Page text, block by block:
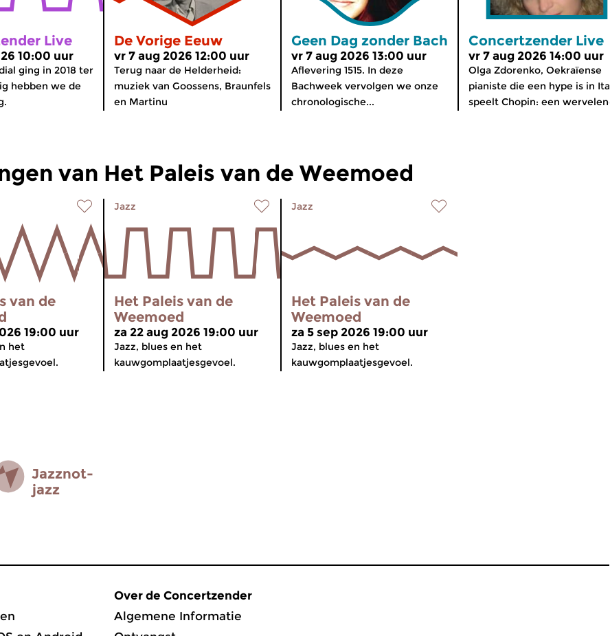
Live
10:00 uur
ging in 2018 ter
hebben we de
De Vorige Eeuw
vr 7 aug 2026 12:00 uur
Terug naar de Helderheid:
muziek van Goossens, Braunfels
en Martinu
Geen Dag zonder Bach
vr 7 aug 2026 13:00 uur
Aflevering 1515. In deze
Bachweek vervolgen we onze
chronologische...
Concertzender Live
vr 7 aug 2026 14:00 uur
Olga Zdorenko, Oekraïense
pianiste die een hype is in
speelt Chopin: een
van Het Paleis van de Weemoed
van de
19:00 uur
het
Jazz
Het Paleis van de
Weemoed
za 22 aug 2026 19:00 uur
Jazz, blues en het
kauwgomplaatjesgevoel.
Jazz
Het Paleis van de
Weemoed
za 5 sep 2026 19:00 uur
Jazz, blues en het
kauwgomplaatjesgevoel.
Jazz­not­
jazz
Over de Concertzender
Algemene Informatie